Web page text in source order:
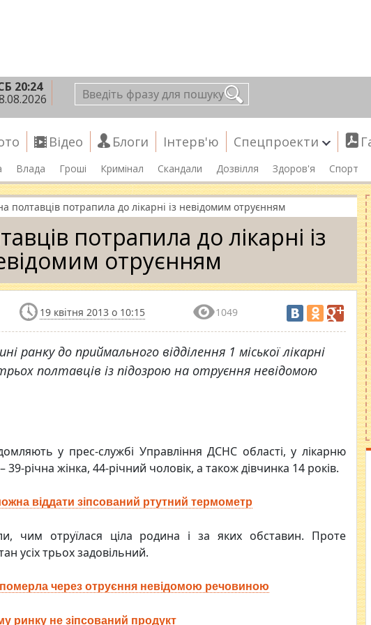
20:24
Відео Блоги Інтерв'ю Спецпроекти
Влада Гроші Кримінал Скандали Дозвілля Здоров'я Спорт
полтавців потрапила до лікарні із невідомим отруєнням
потрапила до лікарні із
отруєнням
19 квітня 2013 о 10:15 1049
ранку до приймального відділення 1 міської лікарні
полтавців із підозрою на отруєння невідомою
у прес-службі Управління ДСНС області, у лікарню
річна жінка, 44-річний чоловік, а також дівчинка 14 років.
віддати зіпсований ртутний термометр
чим отруїлася ціла родина і за яких обставин. Проте
усіх трьох задовільний.
через отруєння невідомою речовиною
ринку не зіпсований продукт